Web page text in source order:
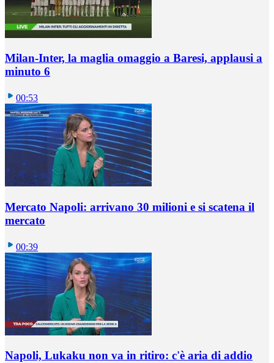
Milan-Inter, la maglia omaggio a Baresi, applausi a
minuto 6
00:53
Mercato Napoli: arrivano 30 milioni e si scatena il
mercato
00:39
Napoli, Lukaku non va in ritiro: c'è aria di addio